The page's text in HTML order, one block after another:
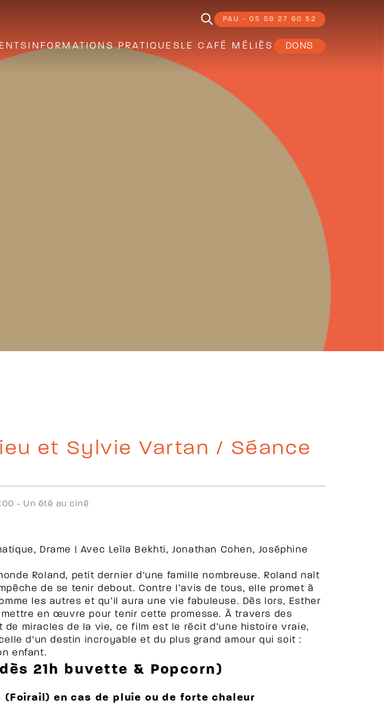
PAU - 05 59 27 60 52
INFORMATIONS PRATIQUES LE CAFÉ MÉLIÈS DONS
et Sylvie Vartan / Séance
-Un été au ciné
Drame Avec
Leïla Bekhti, Jonathan Cohen, Joséphine
Roland, petit dernier d’une famille nombreuse. Roland naît
de se tenir debout. Contre l’avis de tous, elle promet à
les autres et qu’il aura une vie fabuleuse. Dès lors, Esther
mettre en œuvre pour tenir cette promesse. À travers des
de miracles de la vie, ce film est le récit d’une histoire vraie,
d’un destin incroyable et du plus grand amour qui soit :
enfant.
21h buvette & Popcorn)
(Foirail) en cas de pluie ou de forte chaleur